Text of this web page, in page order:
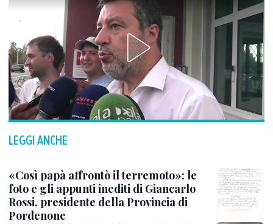
LEGGI ANCHE
«Così papà affrontò il terremoto»: le
foto e gli appunti inediti di Giancarlo
Rossi, presidente della Provincia di
Pordenone